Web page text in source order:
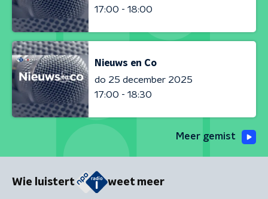
17:00 - 18:00
Nieuws en Co
do 25 december 2025
17:00 - 18:30
Meer gemist
Wie luistert weet meer